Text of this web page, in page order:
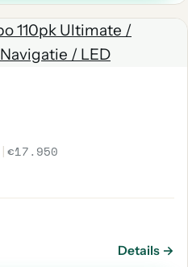
|€17.950
Details →